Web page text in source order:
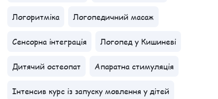
Логоритміка Логопедичний масаж
Сенсорна інтеграція Логопед у Кишиневі
Дитячий остеопат Апаратна стимуляція
Інтенсив курс із запуску мовлення у дітей